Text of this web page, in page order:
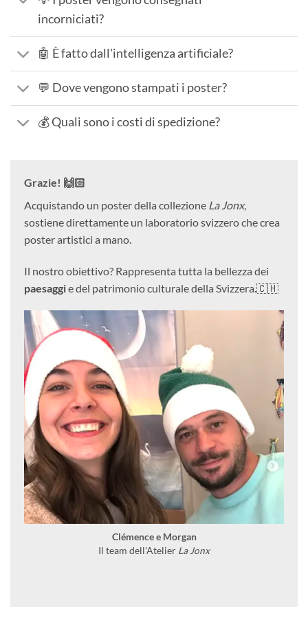
incorniciati?
🤖 È fatto dall'intelligenza artificiale?
💬 Dove vengono stampati i poster?
💰 Quali sono i costi di spedizione?
Grazie! 🙌🏻
Acquistando un poster della collezione La Jonx,
sostiene direttamente un laboratorio svizzero che crea
poster artistici a mano.
Il nostro obiettivo? Rappresenta tutta la bellezza dei
paesaggie del patrimonio culturale della Svizzera.🇨🇭
Clémence e Morgan
Il team dell'Atelier La Jonx